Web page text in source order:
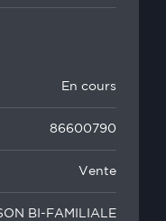
En cours
86600790
Vente
BI-FAMILIALE